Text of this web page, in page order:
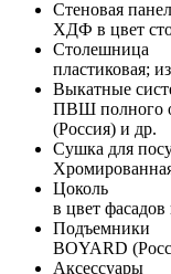
Стеновая
ХДФ в цвет
Столешница
пластиковая;
Выкатные
ПВШ полного
(Россия) и др.
Сушка для
Цоколь
в цвет фасадов
Подъемники
BOYARD
Аксессуары